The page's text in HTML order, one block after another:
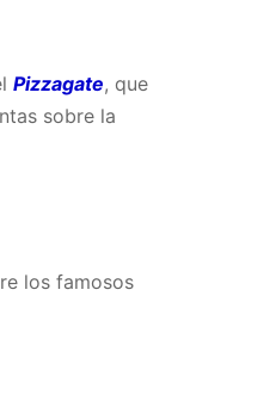
Pizzagate, que
sobre la
los famosos